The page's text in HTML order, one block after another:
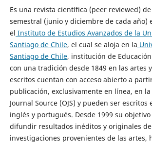
Es una revista científica (peer reviewed)
semestral (junio y diciembre de cada año)
el Instituto de Estudios Avanzados de la
Santiago de Chile, el cual se aloja en la
Santiago de Chile, institución de
con una tradición desde 1849 en las artes
escritos cuentan con acceso abierto a
publicación, exclusivamente en línea, en
Journal Source (OJS) y pueden ser escritos
inglés y portugués. Desde 1999 su
difundir resultados inéditos y originales de
investigaciones provenientes de las artes,